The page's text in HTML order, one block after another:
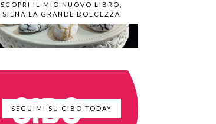
SCOPRI IL MIO NUOVO LIBRO,
SIENA LA GRANDE DOLCEZZA
SEGUIMI SU CIBO TODAY